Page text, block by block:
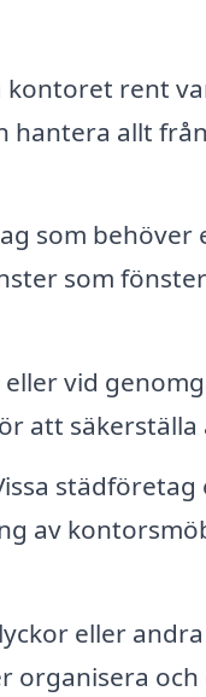
kontoret rent
hantera allt
som behöver
som
vid
att säkerställa
av
eller
organisera